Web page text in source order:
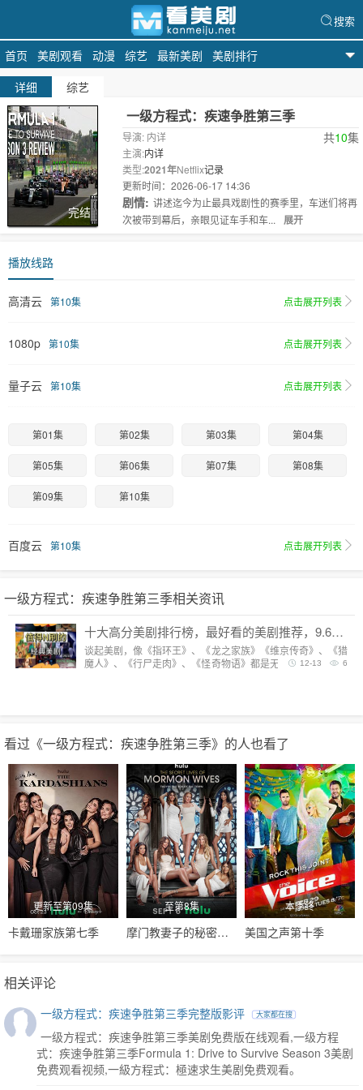
首页 美剧观看 动漫 综艺 最新美剧 美剧排行
搜索
详细 综艺
完结
一级方程式：疾速争胜第三季
共10集
导演: 内详
主演:内详
类型:2021年Netflix记录
更新时间：2026-06-17 14:36
剧情: 讲述迄今为止最具戏剧性的赛季里，车迷们将再
次被带到幕后，亲眼见证车手和车...
展开
播放线路
高清云 第10集 点击展开列表
1080p 第10集 点击展开列表
量子云 第10集 点击展开列表
第01集 第02集 第03集 第04集
第05集 第06集 第07集 第08集
第09集 第10集
百度云 第10集 点击展开列表
一级方程式：疾速争胜第三季相关资讯
十大高分美剧排行榜，最好看的美剧推荐，9.6分神剧扎堆
谈起美剧，像《指环王》、《龙之家族》《维京传奇》、《猎
魔人》、《行尸走肉》、《怪奇物语》都是无法复制的经典，
6
12-13
看过《一级方程式：疾速争胜第三季》的人也看了
更新至第09集
卡戴珊家族第七季
至第8集
摩门教妻子的秘密生活第一季
本季终
美国之声第十季
相关评论
一级方程式：疾速争胜第三季完整版影评 大家都在搜
一级方程式：疾速争胜第三季美剧免费版在线观看,一级方程
式：疾速争胜第三季Formula 1: Drive to Survive Season 3美剧
免费观看视频,一級方程式：極速求生美剧免费观看。